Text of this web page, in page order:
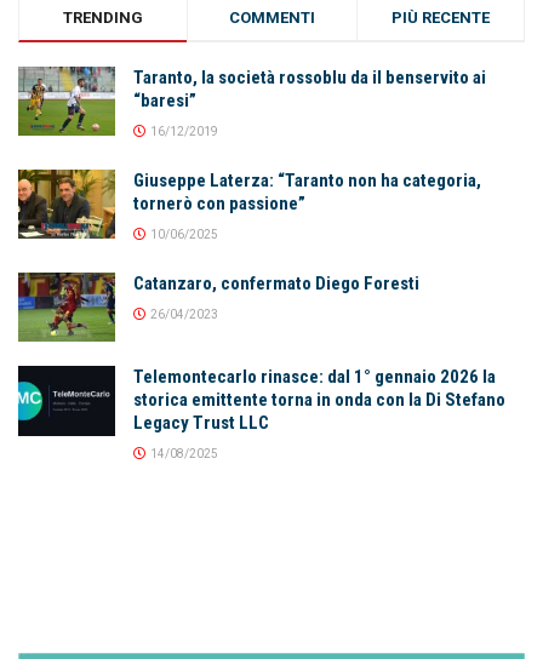
TRENDING COMMENTI PIÙ RECENTE
Taranto, la società rossoblu da il benservito ai
“baresi”
16/12/2019
Giuseppe Laterza: “Taranto non ha categoria,
tornerò con passione”
10/06/2025
Catanzaro, confermato Diego Foresti
26/04/2023
Telemontecarlo rinasce: dal 1° gennaio 2026 la
storica emittente torna in onda con la Di Stefano
Legacy Trust LLC
14/08/2025